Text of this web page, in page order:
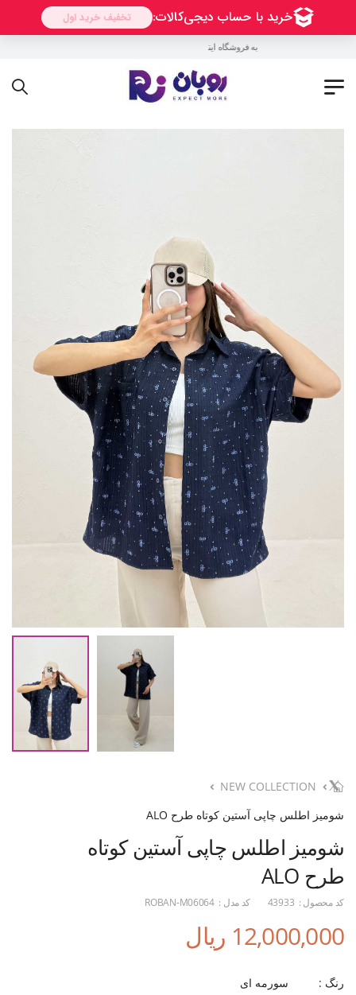
به فروشگاه اینترنتی روبان خوش آمدید !
NEW COLLECTION
شومیز اطلس چاپی آستین کوتاه طرح ALO
شومیز اطلس چاپی آستین کوتاه
طرح ALO
کد محصول : 43933 کد مدل : ROBAN-M06064
12,000,000 ریال
رنگ : سورمه ای